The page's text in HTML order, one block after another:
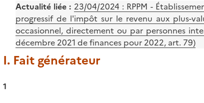
Actualité liée : 23/04/2024 : RPPM -
progressif de l'impôt sur le revenu aux plus-
occasionnel, directement ou par personnes
décembre 2021 de finances pour 2022, art. 79)
I. Fait générateur
1